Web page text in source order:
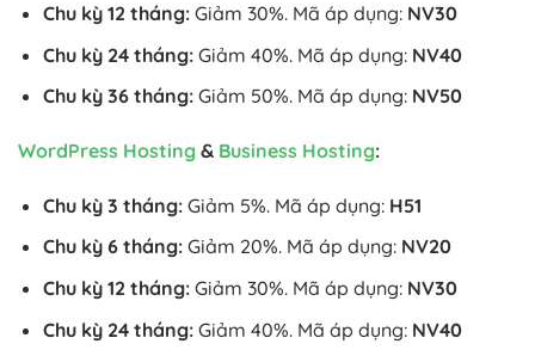
Chu kỳ 12 tháng: Giảm 30%. Mã áp dụng: NV30
Chu kỳ 24 tháng: Giảm 40%. Mã áp dụng: NV40
Chu kỳ 36 tháng:Giảm 50%. Mã áp dụng: NV50
WordPress Hosting & Business Hosting:
Chu kỳ 3 tháng: Giảm 5%. Mã áp dụng: H51
Chu kỳ 6 tháng: Giảm 20%. Mã áp dụng: NV20
Chu kỳ 12 tháng:Giảm 30%. Mã áp dụng: NV30
Chu kỳ 24 tháng: Giảm 40%. Mã áp dụng: NV40